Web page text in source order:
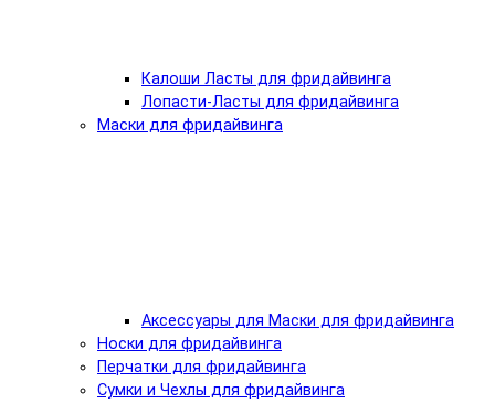
Калоши Ласты для фридайвинга
Лопасти-Ласты для фридайвинга
Маски для фридайвинга
Аксессуары для Маски для фридайвинга
Носки для фридайвинга
Перчатки для фридайвинга
Сумки и Чехлы для фридайвинга